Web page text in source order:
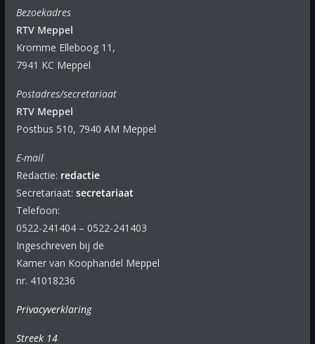
Bezoekadres
RTV Meppel
Kromme Elleboog 11,
7941 KC Meppel
Postadres/secretariaat
RTV Meppel
Postbus 510, 7940 AM Meppel
E-mail
Redactie: redactie
Secretariaat: secretariaat
Telefoon:
0522-241404 – 0522-241403
Ingeschreven bij de
Kamer van Koophandel Meppel
nr. 41018236
Privacyverklaring
Streek 14